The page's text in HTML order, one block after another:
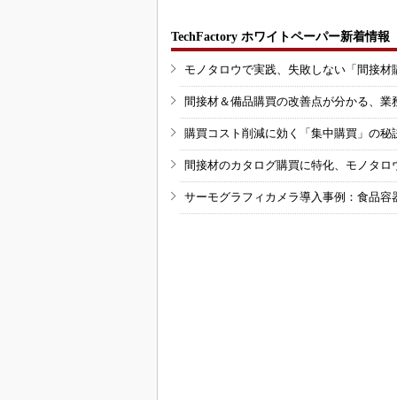
TechFactory ホワイトペーパー新着情報
モノタロウで実践、失敗しない「間接材
間接材＆備品購買の改善点が分かる、業
購買コスト削減に効く「集中購買」の秘
間接材のカタログ購買に特化、モノタ
サーモグラフィカメラ導入事例：食品